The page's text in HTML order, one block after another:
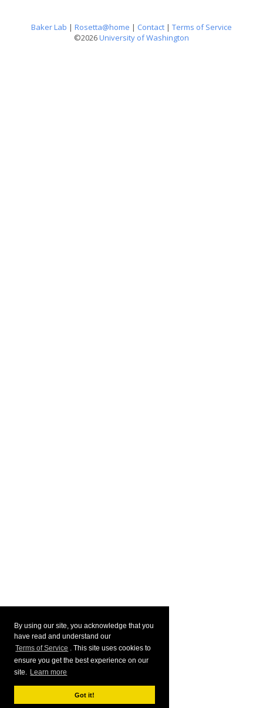
By using our site, you acknowledge that you
have read and understand our
Terms of Service . This site uses cookies to
ensure you get the best experience on our
site. Learn more
Got it!
Baker Lab | Rosetta@home | Contact | Terms of Service
©2026University of Washington